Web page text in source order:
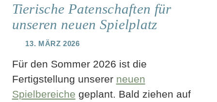
Besuch
Fragen
Tierische Patenschaften für
unseren neuen Spielplatz
13. März 2026
Für den Sommer 2026 ist die
Fertigstellung unserer neuen
Spielbereiche geplant. Bald ziehen auf